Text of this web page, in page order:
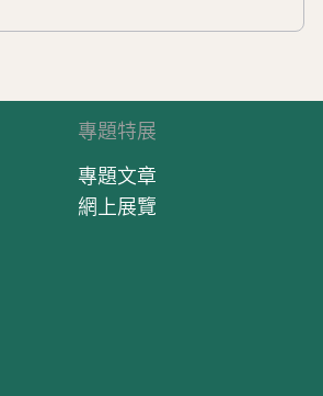
專題特展
專題文章
網上展覽